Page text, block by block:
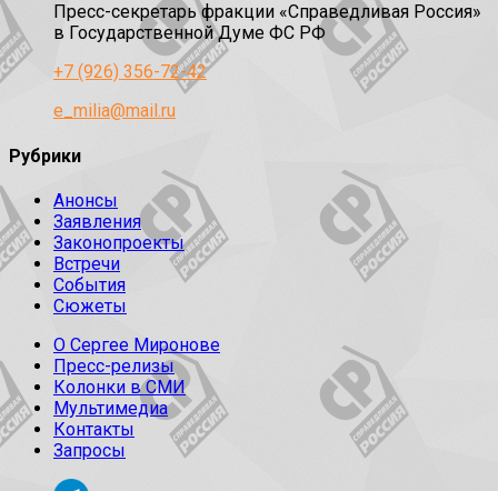
Пресс-секретарь фракции «Справедливая Россия»
в Государственной Думе ФС РФ
+7 (926) 356-72-42
e_milia@mail.ru
Рубрики
Анонсы
Заявления
Законопроекты
Встречи
События
Сюжеты
О Сергее Миронове
Пресс-релизы
Колонки в СМИ
Мультимедиа
Контакты
Запросы